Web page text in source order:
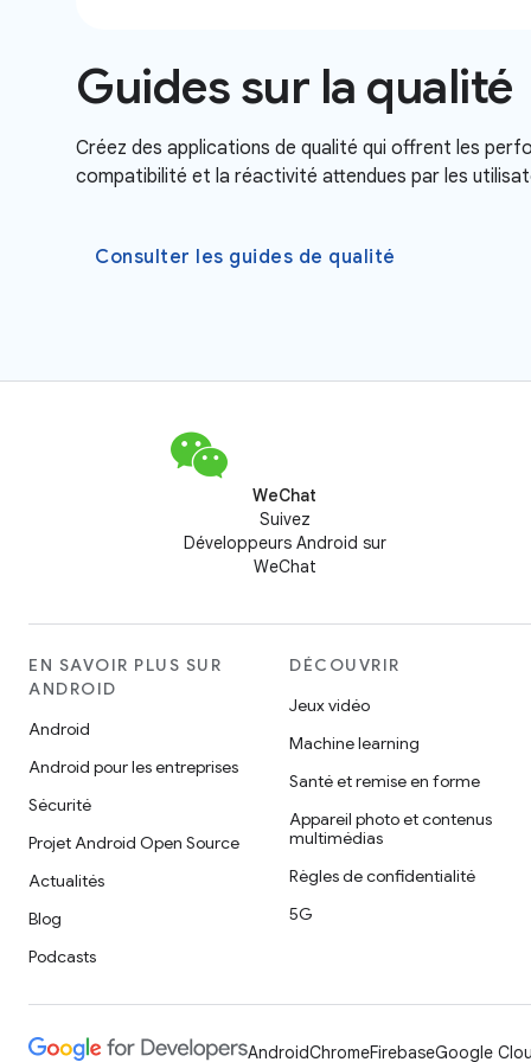
Guides sur la qualité
Créez des applications de qualité qui offrent les
compatibilité et la réactivité attendues par les
Consulter les guides de qualité
WeChat
Suivez
Développeurs Android sur
WeChat
EN SAVOIR PLUS SUR
ANDROID
Android
Android pour les entreprises
Sécurité
Projet Android Open Source
Actualités
Blog
Podcasts
DÉCOUVRIR
Jeux vidéo
Machine learning
Santé et remise en forme
Appareil photo et contenus
multimédias
Règles de confidentialité
5G
AndroidChromeFirebaseGoogle